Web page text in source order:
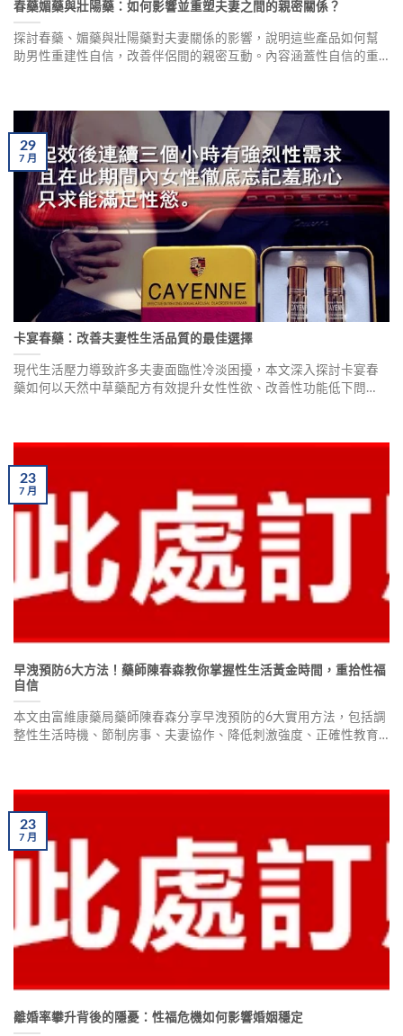
春藥媚藥與壯陽藥：如何影響並重塑夫妻之間的親密關係？
探討春藥、媚藥與壯陽藥對夫妻關係的影響，說明這些產品如何幫
助男性重建性自信，改善伴侶間的親密互動。內容涵蓋性自信的重
卡宴春藥：改善夫妻性生活品質的最佳選擇
現代生活壓力導致許多夫妻面臨性冷淡困擾，本文深入探討卡宴春
藥如何以天然中草藥配方有效提升女性性欲、改善性功能低下問
29
7月
早洩預防6大方法！藥師陳春森教你掌握性生活黃金時間，重拾性福
自信
本文由富維康藥局藥師陳春森分享早洩預防的6大實用方法，包括調
整性生活時機、節制房事、夫妻協作、降低刺激強度、正確性教育
23
7月
離婚率攀升背後的隱憂：性福危機如何影響婚姻穩定
23
7月